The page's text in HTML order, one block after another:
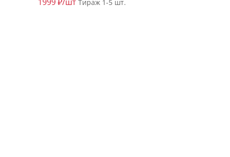
Тираж 1-5 шт.